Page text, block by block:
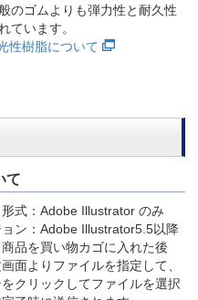
のゴムよりも弾力性と耐久性
ています。
性樹脂について
て
式：Adobe Illustrator のみ
ン：Adobe Illustrator5.5以降
品を買い物カゴに入れた後
面よりファイルを指定して、
クリックしてファイルを選択